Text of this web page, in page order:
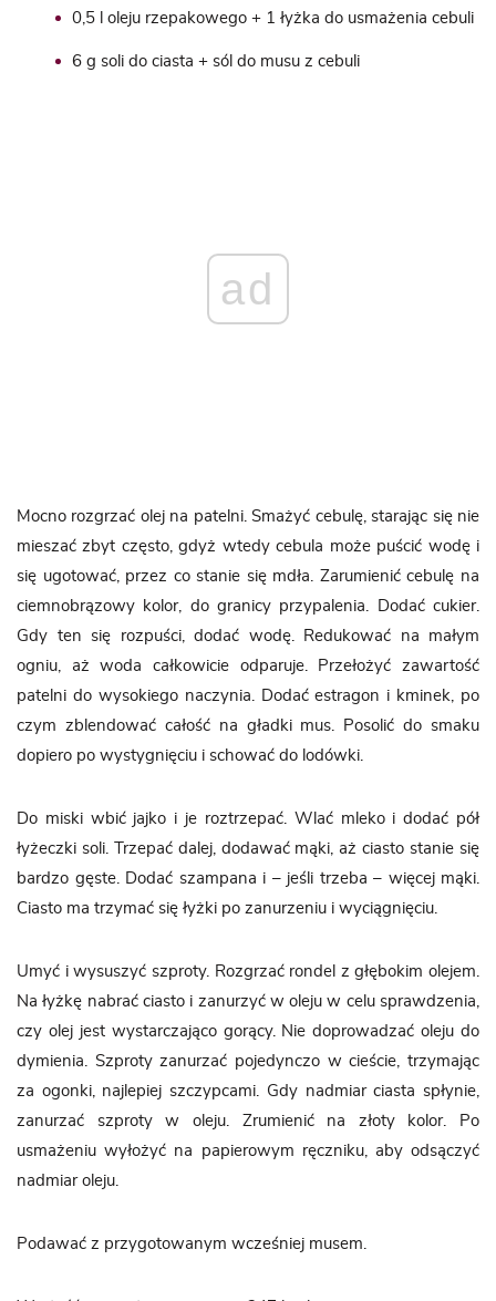
0,5 l oleju rzepakowego + 1 łyżka do usmażenia cebuli
6 g soli do ciasta + sól do musu z cebuli
ad
Mocno rozgrzać olej na patelni. Smażyć cebulę, starając się nie
mieszać zbyt często, gdyż wtedy cebula może puścić wodę i
się ugotować, przez co stanie się mdła. Zarumienić cebulę na
ciemnobrązowy kolor, do granicy przypalenia. Dodać cukier.
Gdy ten się rozpuści, dodać wodę. Redukować na małym
ogniu, aż woda całkowicie odparuje. Przełożyć zawartość
patelni do wysokiego naczynia. Dodać estragon i kminek, po
czym zblendować całość na gładki mus. Posolić do smaku
dopiero po wystygnięciu i schować do lodówki.
Do miski wbić jajko i je roztrzepać. Wlać mleko i dodać pół
łyżeczki soli. Trzepać dalej, dodawać mąki, aż ciasto stanie się
bardzo gęste. Dodać szampana i – jeśli trzeba – więcej mąki.
Ciasto ma trzymać się łyżki po zanurzeniu i wyciągnięciu.
Umyć i wysuszyć szproty. Rozgrzać rondel z głębokim olejem.
Na łyżkę nabrać ciasto i zanurzyć w oleju w celu sprawdzenia,
czy olej jest wystarczająco gorący. Nie doprowadzać oleju do
dymienia. Szproty zanurzać pojedynczo w cieście, trzymając
za ogonki, najlepiej szczypcami. Gdy nadmiar ciasta spłynie,
zanurzać szproty w oleju. Zrumienić na złoty kolor. Po
usmażeniu wyłożyć na papierowym ręczniku, aby odsączyć
nadmiar oleju.
Podawać z przygotowanym wcześniej musem.